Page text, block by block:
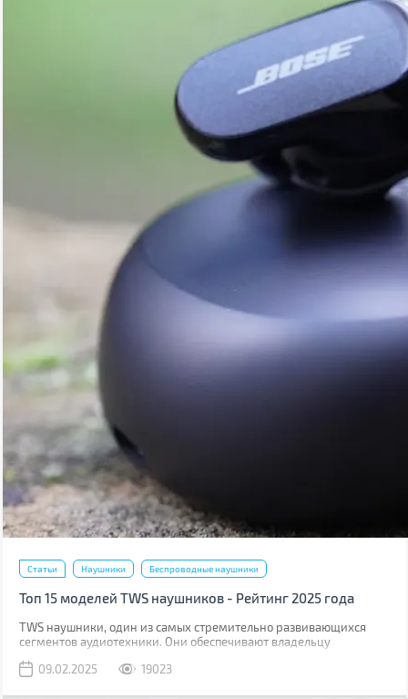
Статьи Наушники Беспроводные наушники
Топ 15 моделей TWS наушников - Рейтинг 2025 года
TWS наушники, один из самых стремительно развивающихся
сегментов аудиотехники. Они обеспечивают владельцу
появилось немало новинок, в том числе даже бюджетные модели
09.02.2025 19023